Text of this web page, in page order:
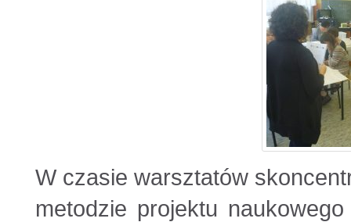
W czasie warsztatów
metodzie projektu